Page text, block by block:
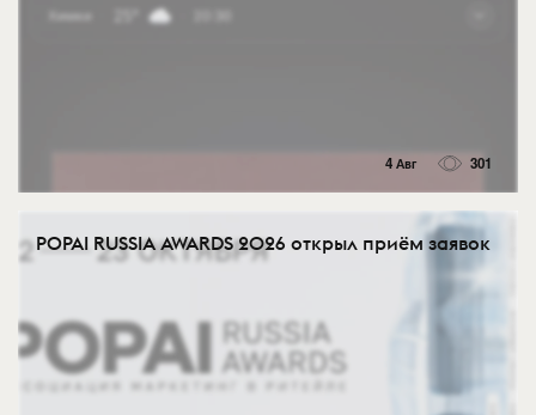
4 Авг 301
POPAI RUSSIA AWARDS 2026 открыл приём заявок